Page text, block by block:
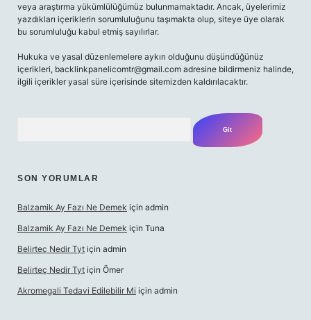
veya araştırma yükümlülüğümüz bulunmamaktadır. Ancak, üyelerimiz
yazdıkları içeriklerin sorumluluğunu taşımakta olup, siteye üye olarak
bu sorumluluğu kabul etmiş sayılırlar.
Hukuka ve yasal düzenlemelere aykırı olduğunu düşündüğünüz
içerikleri, backlinkpanelicomtr@gmail.com adresine bildirmeniz halinde,
ilgili içerikler yasal süre içerisinde sitemizden kaldırılacaktır.
SON YORUMLAR
Balzamik Ay Fazı Ne Demek için admin
Balzamik Ay Fazı Ne Demek için Tuna
Belirteç Nedir Tyt için admin
Belirteç Nedir Tyt için Ömer
Akromegali Tedavi Edilebilir Mi için admin